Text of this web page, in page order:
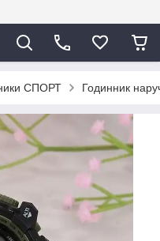
СПОРТ Годинник